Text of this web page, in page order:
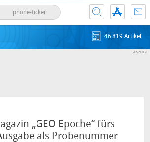
iphone-ticker
46 819 Artikel
„GEO Epoche“ fürs
als Probenummer